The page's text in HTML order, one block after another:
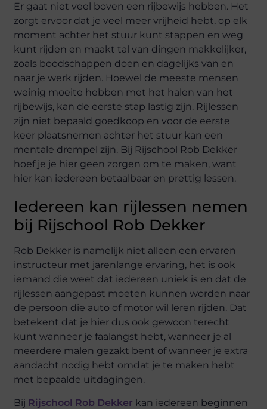
Er gaat niet veel boven een rijbewijs hebben. Het
zorgt ervoor dat je veel meer vrijheid hebt, op elk
moment achter het stuur kunt stappen en weg
kunt rijden en maakt tal van dingen makkelijker,
zoals boodschappen doen en dagelijks van en
naar je werk rijden. Hoewel de meeste mensen
weinig moeite hebben met het halen van het
rijbewijs, kan de eerste stap lastig zijn. Rijlessen
zijn niet bepaald goedkoop en voor de eerste
keer plaatsnemen achter het stuur kan een
mentale drempel zijn. Bij Rijschool Rob Dekker
hoef je je hier geen zorgen om te maken, want
hier kan iedereen betaalbaar en prettig lessen.
Iedereen kan rijlessen nemen
bij Rijschool Rob Dekker
Rob Dekker is namelijk niet alleen een ervaren
instructeur met jarenlange ervaring, het is ook
iemand die weet dat iedereen uniek is en dat de
rijlessen aangepast moeten kunnen worden naar
de persoon die auto of motor wil leren rijden. Dat
betekent dat je hier dus ook gewoon terecht
kunt wanneer je faalangst hebt, wanneer je al
meerdere malen gezakt bent of wanneer je extra
aandacht nodig hebt omdat je te maken hebt
met bepaalde uitdagingen.
Bij Rijschool Rob Dekker kan iedereen beginnen